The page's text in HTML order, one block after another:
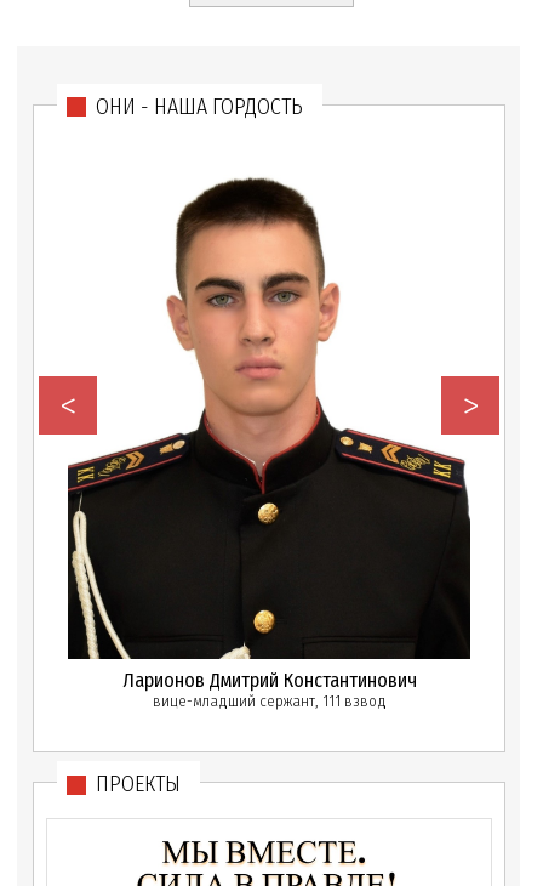
ОНИ - НАША ГОРДОСТЬ
Ларионов Дмитрий Константинович
вице-младший сержант, 111 взвод
< >
ПРОЕКТЫ